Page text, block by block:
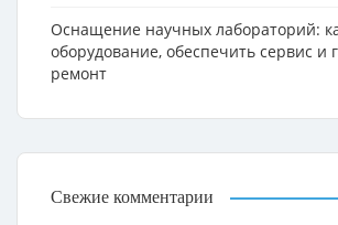
Оснащение научных лабораторий:
оборудование, обеспечить сервис и
ремонт
Свежие комментарии